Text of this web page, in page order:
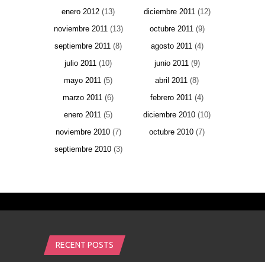
enero 2012 (13) diciembre 2011(12)
noviembre 2011(13) octubre 2011(9)
septiembre 2011 (8) agosto 2011(4)
julio 2011 (10) junio 2011(9)
mayo 2011 (5) abril 2011 (8)
marzo 2011 (6) febrero 2011 (4)
enero 2011 (5) diciembre 2010 (10)
noviembre 2010(7) octubre 2010 (7)
septiembre 2010(3)
RECENT POSTS